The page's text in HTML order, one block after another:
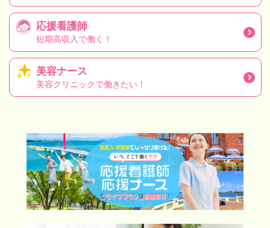
応援看護師
短期高収入で働く！
美容ナース
美容クリニックで働きたい！